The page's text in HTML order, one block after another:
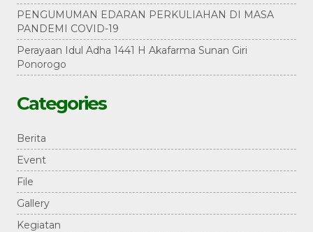
PENGUMUMAN EDARAN PERKULIAHAN DI MASA
PANDEMI COVID-19
Perayaan Idul Adha 1441 H Akafarma Sunan Giri
Ponorogo
Categories
Berita
Event
File
Gallery
Kegiatan